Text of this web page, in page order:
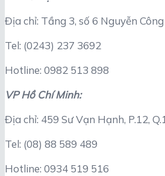
Địa chỉ: Tầng 3, số 6 Nguyễn
Tel: (0243) 237 3692
Hotline: 0982 513 898
VP Hồ Chí Minh:
Địa chỉ: 459 Sư Vạn Hạnh, P.12,
Tel: (08) 88 589 489
Hotline: 0934 519 516